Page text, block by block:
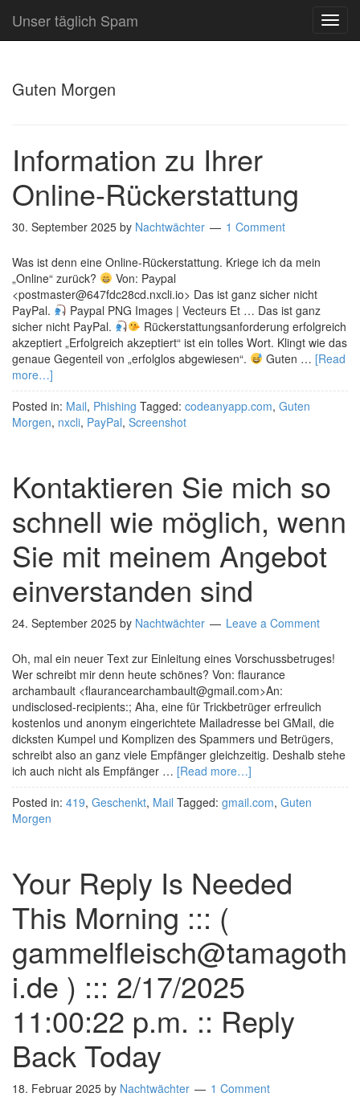
Unser täglich Spam
Guten Morgen
Information zu Ihrer
Online-Rückerstattung
30. September 2025 by Nachtwächter 1 Comment
Was ist denn eine Online-Rückerstattung. Kriege ich da mein
„Online“ zurück?
Von: Paуpal
<postmaster@647fdc28cd.nxcli.io> Das ist ganz sicher nicht
PayPal.
Paypal PNG Images | Vecteurs Et … Das ist ganz
sicher nicht PayPal.
Rückerstattungsanforderung erfolgreich
akzeptiert „Erfolgreich akzeptiert“ ist ein tolles Wort. Klingt wie das
genaue Gegenteil von „erfolglos abgewiesen“.
Guten … [Read
more…]
Posted in: Mail, Phishing Tagged: codeanyapp.com, Guten
Morgen, nxcli, PayPal, Screenshot
Kontaktieren Sie mich so
schnell wie möglich, wenn
Sie mit meinem Angebot
einverstanden sind
24. September 2025 by Nachtwächter Leave a Comment
Oh, mal ein neuer Text zur Einleitung eines Vorschussbetruges!
Wer schreibt mir denn heute schönes? Von: flaurance
archambault <flaurancearchambault@gmail.com>An:
undisclosed-recipients:; Aha, eine für Trickbetrüger erfreulich
kostenlos und anonym eingerichtete Mailadresse bei GMail, die
dicksten Kumpel und Komplizen des Spammers und Betrügers,
schreibt also an ganz viele Empfänger gleichzeitig. Deshalb stehe
ich auch nicht als Empfänger … [Read more…]
Posted in: 419, Geschenkt, Mail Tagged: gmail.com, Guten
Morgen
Your Reply Is Needed
This Morning ::: (
gammelfleisch@tamagoth
i.de ) ::: 2/17/2025
11:00:22 p.m. :: Reply
Back Today
18. Februar 2025 by Nachtwächter 1 Comment